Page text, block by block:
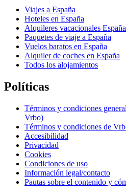
Viajes a España
Hoteles en España
Alquileres vacacionales España
Paquetes de viaje a España
Vuelos baratos en España
Alquiler de coches en España
Todos los alojamientos
Políticas
Términos y condiciones
Vrbo)
Términos y condiciones de
Accesibilidad
Privacidad
Cookies
Condiciones de uso
Información legal/contacto
Pautas sobre el contenido y